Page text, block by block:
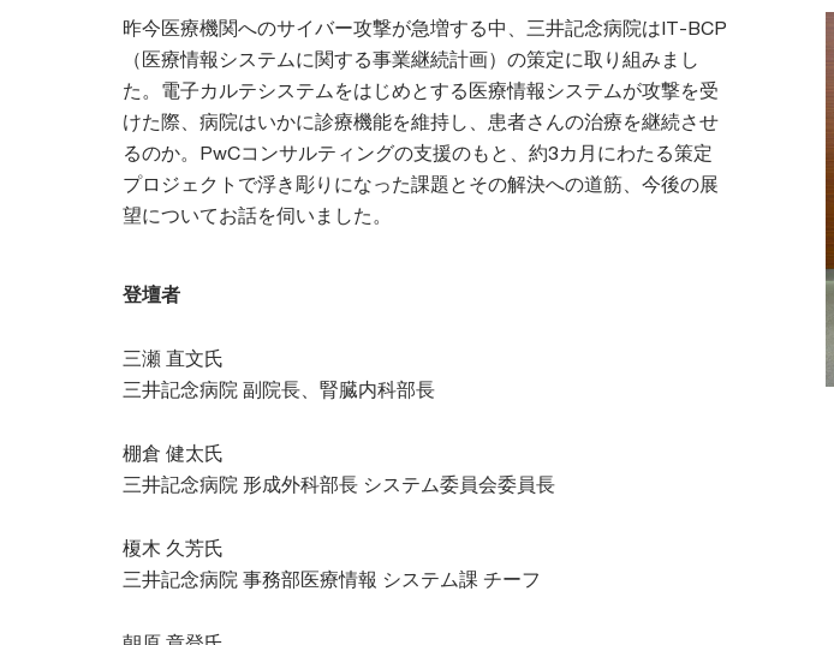
昨今医療機関へのサイバー攻撃が急増する中、三井記念病院はIT-BCP
（医療情報システムに関する事業継続計画）の策定に取り組みまし
た。電子カルテシステムをはじめとする医療情報システムが攻撃を受
けた際、病院はいかに診療機能を維持し、患者さんの治療を継続させ
るのか。PwCコンサルティングの支援のもと、約3カ月にわたる策定
プロジェクトで浮き彫りになった課題とその解決への道筋、今後の展
望についてお話を伺いました。
登壇者
三瀬 直文氏
三井記念病院 副院長、腎臓内科部長
棚倉 健太氏
三井記念病院 形成外科部長 システム委員会委員長
榎木 久芳氏
三井記念病院 事務部医療情報 システム課 チーフ